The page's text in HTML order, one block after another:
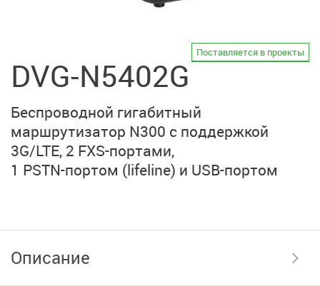
DVG-N5402G
Поставляется в проекты
Беспроводной гигабитный
маршрутизатор N300 с поддержкой
3G/LTE, 2 FXS-портами,
1 PSTN-портом (lifeline) и USB-портом
Описание